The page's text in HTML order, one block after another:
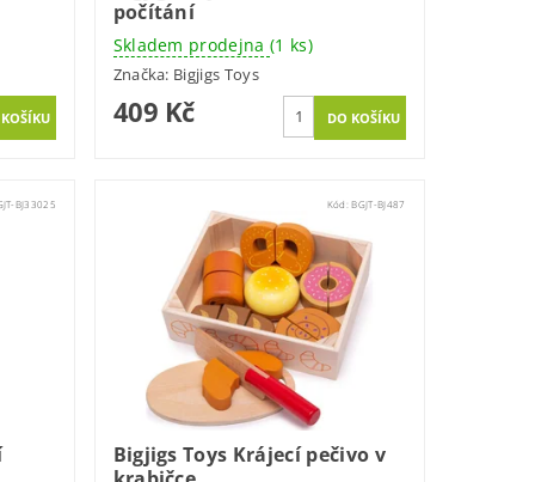
počítání
Skladem prodejna (1 ks)
Značka: Bigjigs Toys
409 Kč
BJ33025 Kód:BGJT-BJ487
Bigjigs Toys Krájecí pečivo v